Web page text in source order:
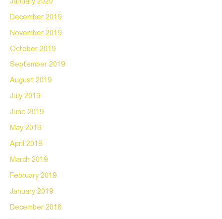
December 2019
November 2019
October 2019
September 2019
August 2019
July 2019
June 2019
May 2019
April 2019
March 2019
February 2019
January 2019
December 2018